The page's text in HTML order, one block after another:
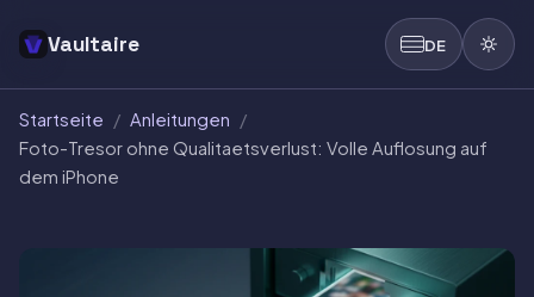
Vaultaire DE
Startseite / Anleitungen /
Foto-Tresor ohne Qualitaetsverlust: Volle Auflosung auf
dem iPhone